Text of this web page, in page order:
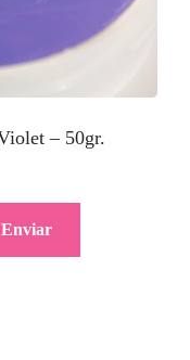
– 50gr.
Enviar